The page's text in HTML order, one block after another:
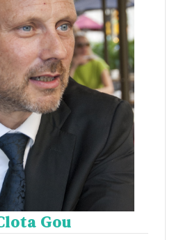
Gou